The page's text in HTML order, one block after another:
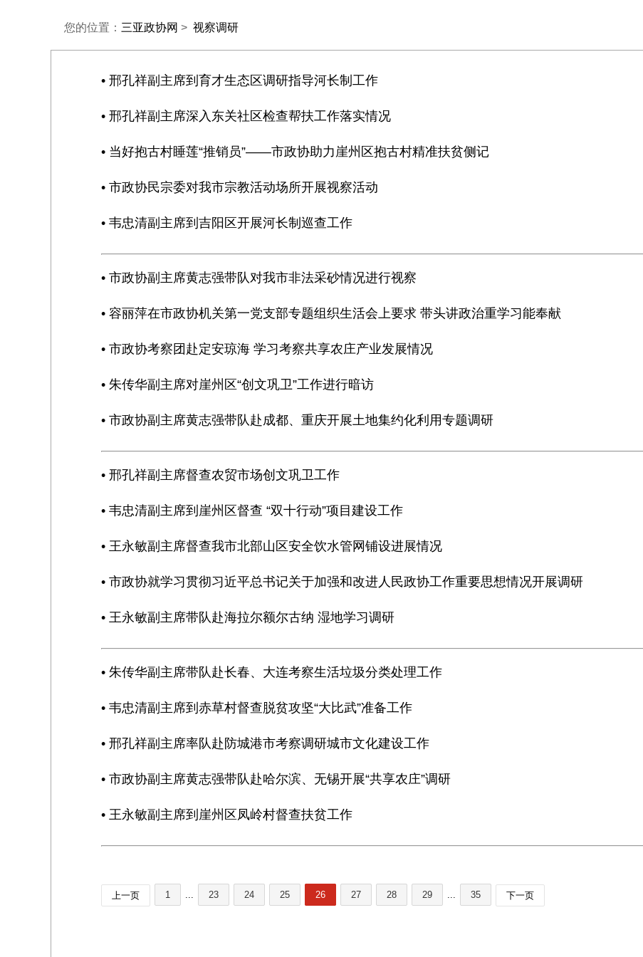
您的位置： 三亚政协网 > 视察调研
• 邢孔祥副主席到育才生态区调研指导河长制工作
• 邢孔祥副主席深入东关社区检查帮扶工作落实情况
• 当好抱古村睡莲“推销员”——市政协助力崖州区抱古村精准扶贫侧记
• 市政协民宗委对我市宗教活动场所开展视察活动
• 韦忠清副主席到吉阳区开展河长制巡查工作
• 市政协副主席黄志强带队对我市非法采砂情况进行视察
• 容丽萍在市政协机关第一党支部专题组织生活会上要求 带头讲政治重学习能奉献
• 市政协考察团赴定安琼海 学习考察共享农庄产业发展情况
• 朱传华副主席对崖州区“创文巩卫”工作进行暗访
• 市政协副主席黄志强带队赴成都、重庆开展土地集约化利用专题调研
• 邢孔祥副主席督查农贸市场创文巩卫工作
• 韦忠清副主席到崖州区督查 “双十行动”项目建设工作
• 王永敏副主席督查我市北部山区安全饮水管网铺设进展情况
• 市政协就学习贯彻习近平总书记关于加强和改进人民政协工作重要思想情况开展调研
• 王永敏副主席带队赴海拉尔额尔古纳 湿地学习调研
• 朱传华副主席带队赴长春、大连考察生活垃圾分类处理工作
• 韦忠清副主席到赤草村督查脱贫攻坚“大比武”准备工作
• 邢孔祥副主席率队赴防城港市考察调研城市文化建设工作
• 市政协副主席黄志强带队赴哈尔滨、无锡开展“共享农庄”调研
• 王永敏副主席到崖州区凤岭村督查扶贫工作
上一页 1 ... 23 24 25 26 27 28 29 ... 35 下一页